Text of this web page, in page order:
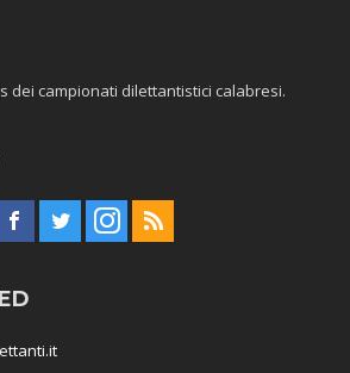
dei campionati dilettantistici calabresi.